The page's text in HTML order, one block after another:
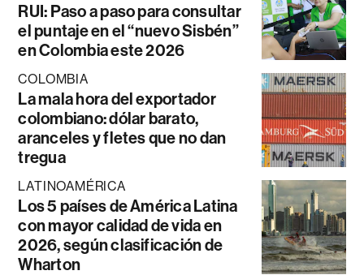
RUI: Paso a paso para consultar
el puntaje en el “nuevo Sisbén”
en Colombia este 2026
COLOMBIA
La mala hora del exportador
colombiano: dólar barato,
aranceles y fletes que no dan
tregua
LATINOAMÉRICA
Los 5 países de América Latina
con mayor calidad de vida en
2026, según clasificación de
Wharton